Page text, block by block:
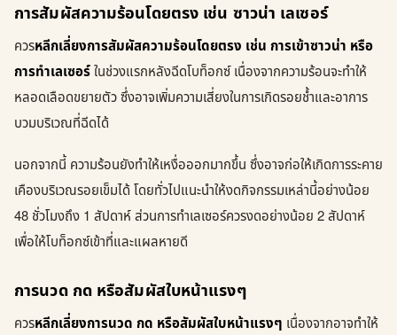
การสัมผัสความร้อนโดยตรง เช่น ซาวน่า เลเซอร์
ควรหลีกเลี่ยงการสัมผัสความร้อนโดยตรง เช่น การเข้าซาวน่า หรือ
การทำเลเซอร์ในช่วงแรกหลังฉีดโบท็อกซ์ เนื่องจากความร้อนจะทำให้
หลอดเลือดขยายตัว ซึ่งอาจเพิ่มความเสี่ยงในการเกิดรอยช้ำและอาการ
บวมบริเวณที่ฉีดได้
นอกจากนี้ ความร้อนยังทำให้เหงื่อออกมากขึ้น ซึ่งอาจก่อให้เกิดการระคาย
เคืองบริเวณรอยเข็มได้ โดยทั่วไปแนะนำให้งดกิจกรรมเหล่านี้อย่างน้อย
48 ชั่วโมงถึง 1 สัปดาห์ ส่วนการทำเลเซอร์ควรงดอย่างน้อย 2 สัปดาห์
เพื่อให้โบท็อกซ์เข้าที่และแผลหายดี
การนวด กด หรือสัมผัสใบหน้าแรงๆ
ควรหลีกเลี่ยงการนวด กด หรือสัมผัสใบหน้าแรงๆ เนื่องจากอาจทำให้